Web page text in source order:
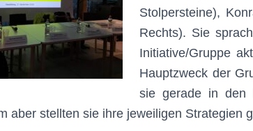
Stolpersteine),
Rechts). Sie
Initiative/Gruppe
Hauptzweck der
sie gerade in den
aber stellten sie ihre jeweiligen Strategien